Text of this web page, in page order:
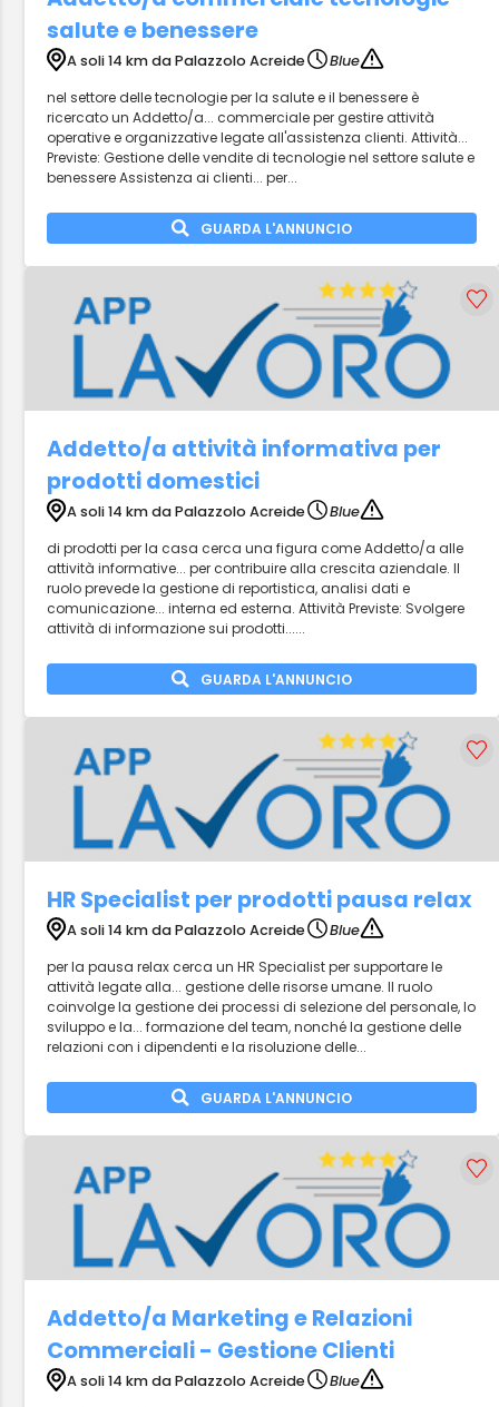
salute e benessere
A soli 14 km da Palazzolo Acreide
Blue
nel settore delle tecnologie per la salute e il benessere è
ricercato un Addetto/a... commerciale per gestire attività
operative e organizzative legate all'assistenza clienti. Attività...
Previste: Gestione delle vendite di tecnologie nel settore salute e
benessere Assistenza ai clienti... per...
GUARDA L'ANNUNCIO
Addetto/a attività informativa per
prodotti domestici
A soli 14 km da Palazzolo Acreide
Blue
di prodotti per la casa cerca una figura come Addetto/a alle
attività informative... per contribuire alla crescita aziendale. Il
ruolo prevede la gestione di reportistica, analisi dati e
comunicazione... interna ed esterna. Attività Previste: Svolgere
attività di informazione sui prodotti......
GUARDA L'ANNUNCIO
HR Specialist per prodotti pausa relax
A soli 14 km da Palazzolo Acreide
Blue
per la pausa relax cerca un HR Specialist per supportare le
attività legate alla... gestione delle risorse umane. Il ruolo
coinvolge la gestione dei processi di selezione del personale, lo
sviluppo e la... formazione del team, nonché la gestione delle
relazioni con i dipendenti e la risoluzione delle...
GUARDA L'ANNUNCIO
Addetto/a Marketing e Relazioni
Commerciali - Gestione Clienti
A soli 14 km da Palazzolo Acreide
Blue